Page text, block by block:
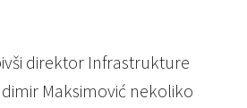
direktor Infrastrukture
Maksimović nekoliko